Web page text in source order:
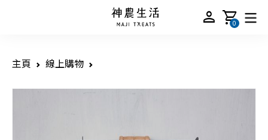
person shopping_cart
0
主頁 線上購物